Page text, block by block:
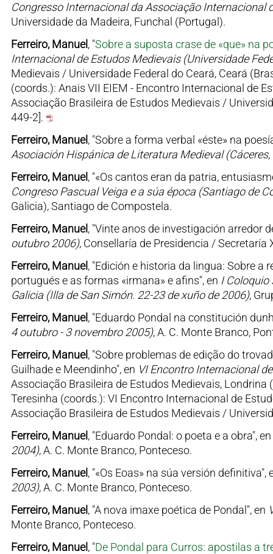
Congresso Internacional da Associação Internacional
Universidade da Madeira, Funchal (Portugal).
Ferreiro, Manuel, "Sobre a suposta crase de «que» na
Internacional de Estudos Medievais (Universidade
Medievais / Universidade Federal do Ceará, Ceará
(coords.): Anais VII EIEM - Encontro Internacional de
Associação Brasileira de Estudos Medievais /
449-2].
Ferreiro, Manuel, "Sobre a forma verbal «éste» na
Asociación Hispánica de Literatura Medieval
Ferreiro, Manuel, "«Os cantos eran da patria,
Congreso Pascual Veiga e a súa época (Santiago de
Galicia), Santiago de Compostela.
Ferreiro, Manuel, "Vinte anos de investigación arredor
outubro 2006), Consellaría de Presidencia /
Ferreiro, Manuel, "Edición e historia da lingua: Sobre
portugués e as formas «irmana» e afins", en I Coloquio
Galicia (Illa de San Simón. 22-23 de xuño de 2006),
Ferreiro, Manuel, "Eduardo Pondal na constitución
4 outubro - 3 novembro 2005), A. C. Monte Branco,
Ferreiro, Manuel, "Sobre problemas de edição do
Guilhade e Meendinho", en VI Encontro Internacional
Associação Brasileira de Estudos Medievais,
Teresinha (coords.): VI Encontro Internacional de
Associação Brasileira de Estudos Medievais /
Ferreiro, Manuel, "Eduardo Pondal: o poeta e a obra", en
2004), A. C. Monte Branco, Ponteceso.
Ferreiro, Manuel, "«Os Eoas» na súa versión definitiva",
2003), A. C. Monte Branco, Ponteceso.
Ferreiro, Manuel, "A nova imaxe poética de Pondal", en
Monte Branco, Ponteceso.
Ferreiro, Manuel, "De Pondal para Curros: apostilas a